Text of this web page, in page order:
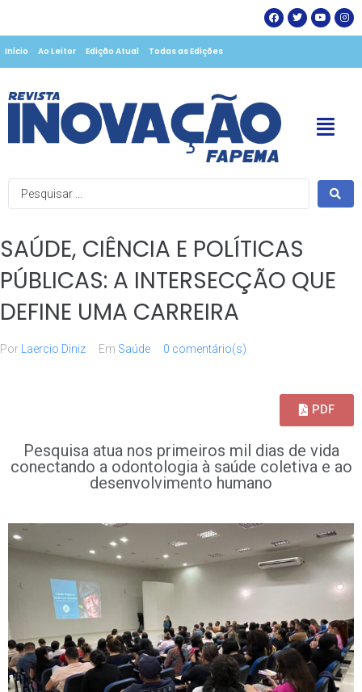
Início Ao Leitor Edição Atual Todas as Edições
SAÚDE, CIÊNCIA E POLÍTICAS
PÚBLICAS: A INTERSECÇÃO QUE
DEFINE UMA CARREIRA
Por Laercio Diniz Em Saúde 0 comentário(s)
PDF
Pesquisa atua nos primeiros mil dias de vida
conectando a odontologia à saúde coletiva e ao
desenvolvimento humano